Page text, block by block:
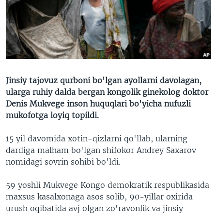
VIDEO
XABARLAR SURATLARDA
ODNOKLASSNIKI
TELEGRAM
TWITTER
SOUNDCLOUD
VOA
Jinsiy tajovuz qurboni bo'lgan ayollarni davolagan,
ularga ruhiy dalda bergan kongolik ginekolog doktor
Denis Mukvege inson huquqlari bo'yicha nufuzli
mukofotga loyiq topildi.
15 yil davomida xotin-qizlarni qo'llab, ularning
dardiga malham bo'lgan shifokor Andrey Saxarov
nomidagi sovrin sohibi bo'ldi.
59 yoshli Mukvege Kongo demokratik respublikasida
maxsus kasalxonaga asos solib, 90-yillar oxirida
urush oqibatida avj olgan zo'ravonlik va jinsiy